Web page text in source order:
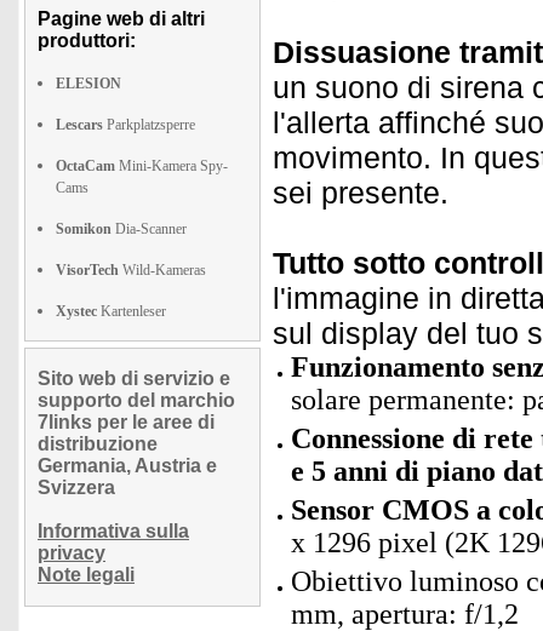
Pagine web di altri
produttori:
ELESION
Lescars Parkplatzsperre
OctaCam Mini-Kamera Spy-
Cams
Somikon Dia-Scanner
VisorTech Wild-Kameras
Xystec Kartenleser
Sito web di servizio e
supporto del marchio
7links per le aree di
distribuzione
Germania, Austria e
Svizzera
Informativa sulla
privacy
Note legali
Dissuasione
un suono di sirena
l'allerta affinché
movimento. In
sei presente.
Tutto sotto
l'immagine in
sul display del tuo
Funzionamento
solare permanente:
Connessione di
e 5 anni di piano
Sensor CMOS a
x 1296 pixel (2K
Obiettivo luminoso
mm, apertura: f/1,2